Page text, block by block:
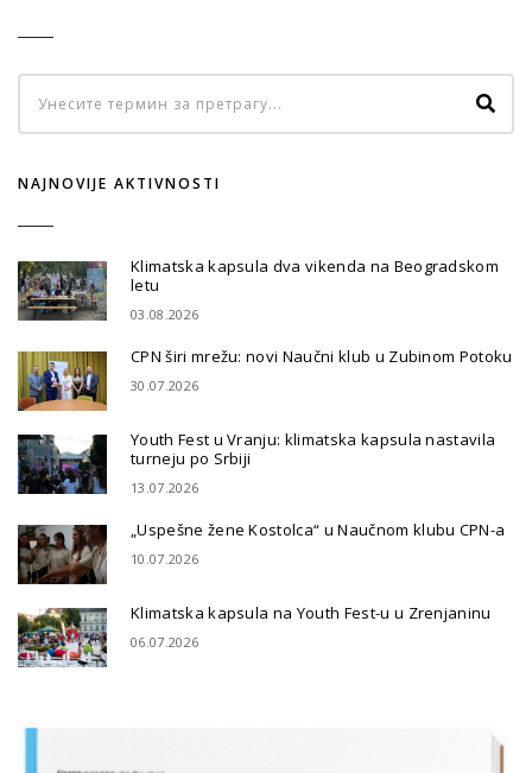
NAJNOVIJE AKTIVNOSTI
Klimatska kapsula dva vikenda na Beogradskom
letu
03.08.2026
CPN širi mrežu: novi Naučni klub u Zubinom Potoku
30.07.2026
Youth Fest u Vranju: klimatska kapsula nastavila
turneju po Srbiji
13.07.2026
„Uspešne žene Kostolca“ u Naučnom klubu CPN-a
10.07.2026
Klimatska kapsula na Youth Fest-u u Zrenjaninu
06.07.2026